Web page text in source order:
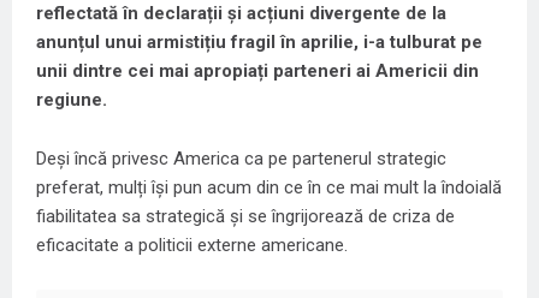
reflectată în declarații și acțiuni divergente de la
anunțul unui armistițiu fragil în aprilie, i-a tulburat pe
unii dintre cei mai apropiați parteneri ai Americii din
regiune.
Deși încă privesc America ca pe partenerul strategic
preferat, mulți își pun acum din ce în ce mai mult la îndoială
fiabilitatea sa strategică și se îngrijorează de criza de
eficacitate a politicii externe americane.